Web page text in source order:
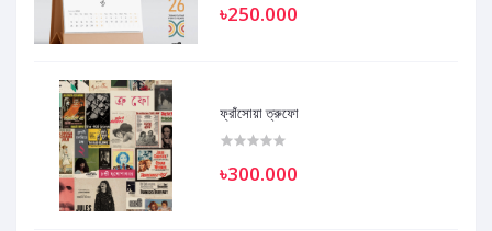
৳250.000
ফ্রাঁসোয়া ত্রুফো
৳300.000